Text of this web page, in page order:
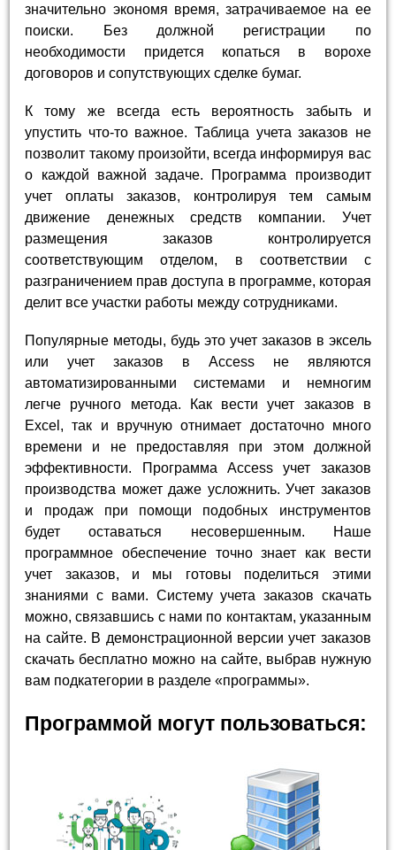
значительно экономя время, затрачиваемое на ее
поиски. Без должной регистрации по
необходимости придется копаться в ворохе
договоров и сопутствующих сделке бумаг.
К тому же всегда есть вероятность забыть и
упустить что-то важное. Таблица учета заказов не
позволит такому произойти, всегда информируя вас
о каждой важной задаче. Программа производит
учет оплаты заказов, контролируя тем самым
движение денежных средств компании. Учет
размещения заказов контролируется
соответствующим отделом, в соответствии с
разграничением прав доступа в программе, которая
делит все участки работы между сотрудниками.
Популярные методы, будь это учет заказов в эксель
или учет заказов в Access не являются
автоматизированными системами и немногим
легче ручного метода. Как вести учет заказов в
Excel, так и вручную отнимает достаточно много
времени и не предоставляя при этом должной
эффективности. Программа Access учет заказов
производства может даже усложнить. Учет заказов
и продаж при помощи подобных инструментов
будет оставаться несовершенным. Наше
программное обеспечение точно знает как вести
учет заказов, и мы готовы поделиться этими
знаниями с вами. Систему учета заказов скачать
можно, связавшись с нами по контактам, указанным
на сайте. В демонстрационной версии учет заказов
скачать бесплатно можно на сайте, выбрав нужную
вам подкатегории в разделе «программы».
Программой могут пользоваться: